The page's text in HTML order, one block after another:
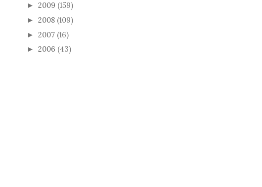
► 2009 (159)
► 2008 (109)
► 2007 (16)
► 2006 (43)